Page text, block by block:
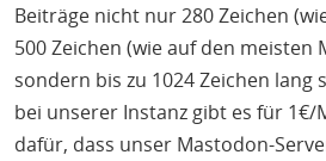
Beiträge nicht nur 280 Zeichen
500 Zeichen (wie auf den meisten
sondern bis zu 1024 Zeichen lang
bei unserer Instanz gibt es für 1€/
dafür, dass unser Mastodon-